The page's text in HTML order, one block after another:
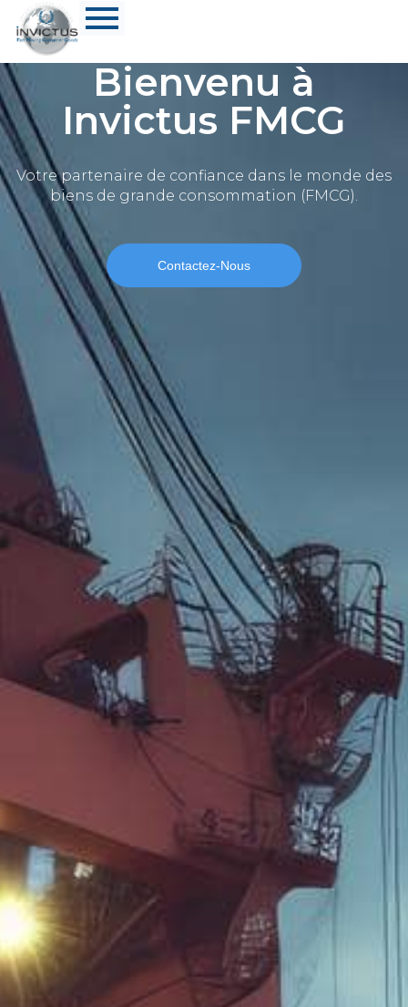
Bienvenu à
Invictus FMCG
Votre partenaire de confiance dans le monde des
biens de grande consommation (FMCG).
Contactez-Nous